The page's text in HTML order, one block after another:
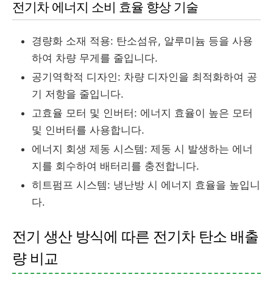
전기차 에너지 소비 효율 향상 기술
경량화 소재 적용: 탄소섬유, 알루미늄 등을 사용
하여 차량 무게를 줄입니다.
공기역학적 디자인: 차량 디자인을 최적화하여 공
기 저항을 줄입니다.
고효율 모터 및 인버터: 에너지 효율이 높은 모터
및 인버터를 사용합니다.
에너지 회생 제동 시스템: 제동 시 발생하는 에너
지를 회수하여 배터리를 충전합니다.
히트펌프 시스템: 냉난방 시 에너지 효율을 높입니
다.
전기 생산 방식에 따른 전기차 탄소 배출
량 비교